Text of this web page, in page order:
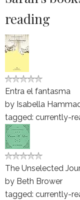
reading
Entra el fantasma
by Isabella
tagged: currently-
The Unselected
by Beth Brower
tagged: currently-